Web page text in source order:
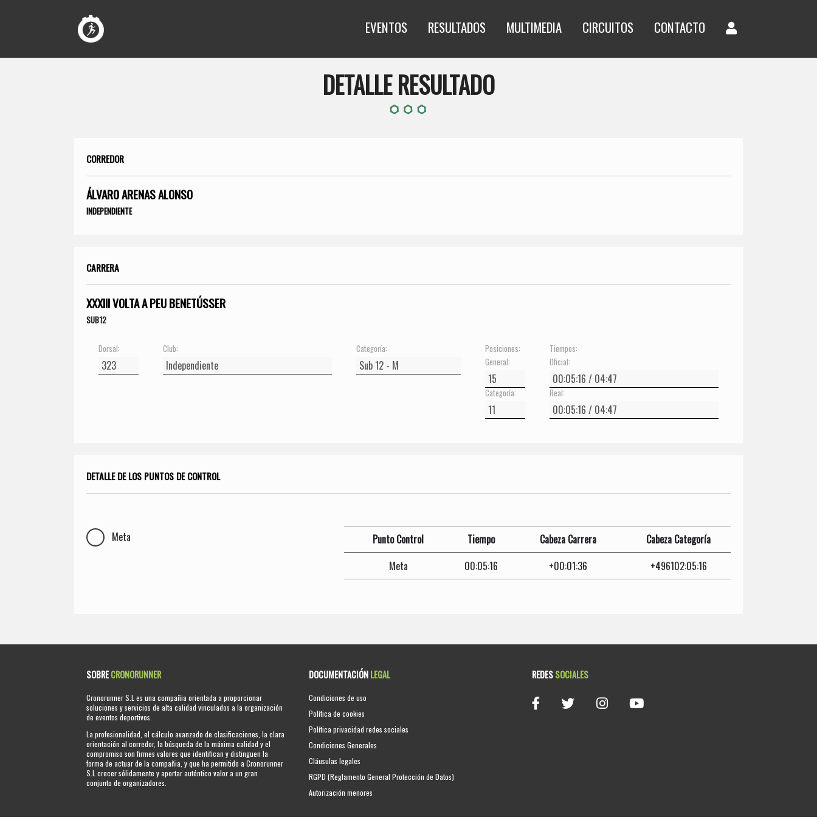
EVENTOS RESULTADOS MULTIMEDIA CIRCUITOS CONTACTO
DETALLE RESULTADO
CORREDOR
ÁLVARO ARENAS ALONSO
INDEPENDIENTE
CARRERA
XXXIII VOLTA A PEU BENETÚSSER
SUB12
Dorsal: Club: Categoría:
Posiciones:
General:
Categoría:
Tiempos:
Oficial:
Real:
DETALLE DE LOS PUNTOS DE CONTROL
Meta Punto Control Tiempo Cabeza Carrera
Cabeza Categoría
Meta
00:05:16 +00:01:36 +496102:05:16
SOBRECRONORUNNER
Cronorunner S.L es una compañia orientada a proporcionar
soluciones y servicios de alta calidad vinculados a la organización
de eventos deportivos.
La profesionalidad, el cálculo avanzado de clasificaciones, la clara
orientación al corredor, la búsqueda de la máxima calidad y el
compromiso son firmes valores que identifican y distinguen la
forma de actuar de la compañia, y que ha permitido a Cronorunner
S.L crecer sólidamente y aportar auténtico valor a un gran
conjunto de organizadores.
DOCUMENTACIÓNLEGAL
Condiciones de uso
Política de cookies
Política privacidad redes sociales
Condiciones Generales
Cláusulas legales
RGPD (Reglamento General Protección de Datos)
Autorización menores
REDESSOCIALES